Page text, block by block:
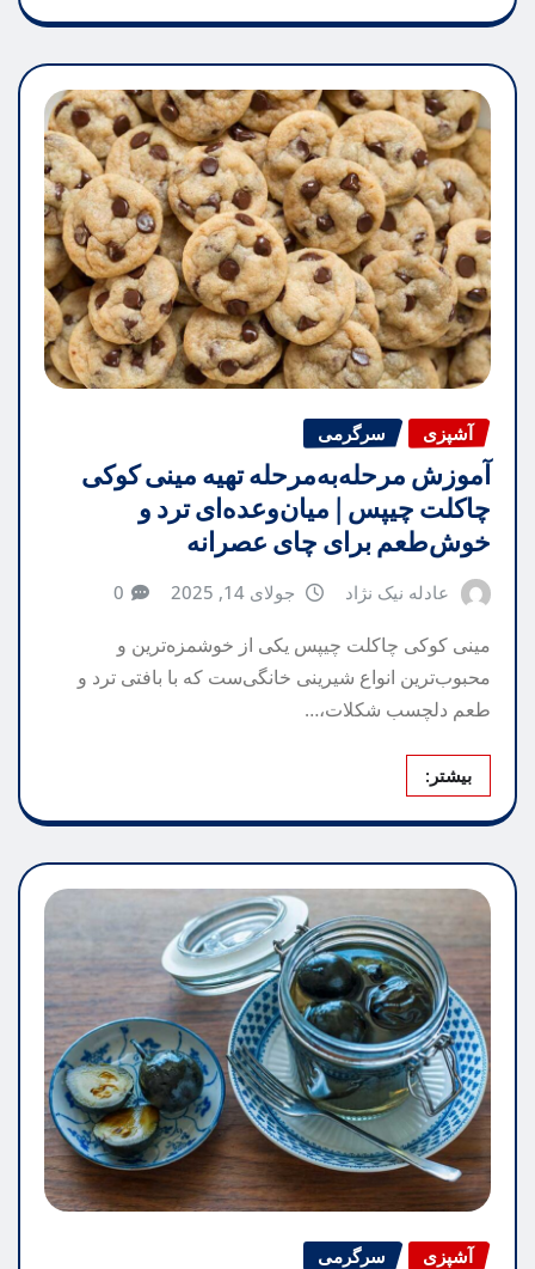
آشپزی سرگرمی
آموزش مرحله‌به‌مرحله تهیه مینی کوکی
چاکلت چیپس | میان‌وعده‌ای ترد و
خوش‌طعم برای چای عصرانه
عادله نیک نژاد جولای 14, 2025 0
مینی کوکی چاکلت چیپس یکی از خوشمزه‌ترین و
محبوب‌ترین انواع شیرینی‌ خانگی‌ست که با بافتی ترد و
طعم دلچسب شکلات،…
بیشتر:
آشپزی سرگرمی